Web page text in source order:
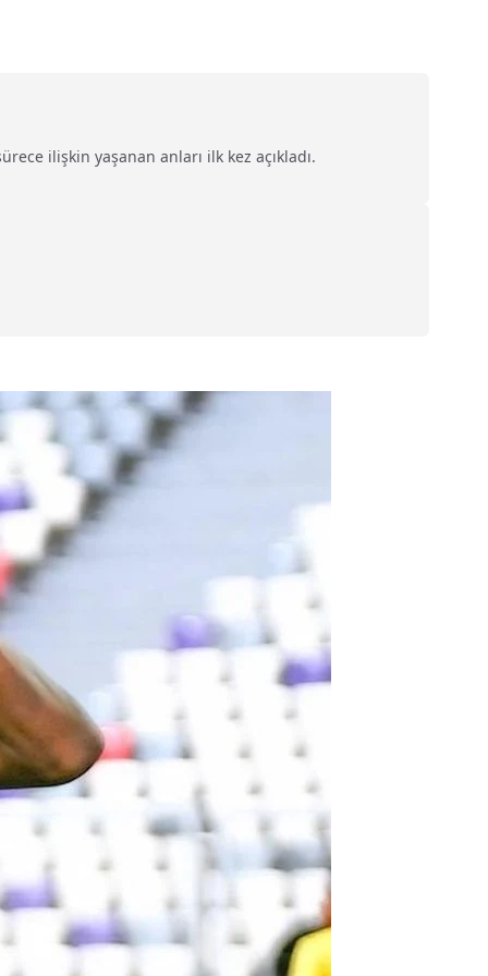
ilişkin yaşanan anları ilk kez açıkladı.